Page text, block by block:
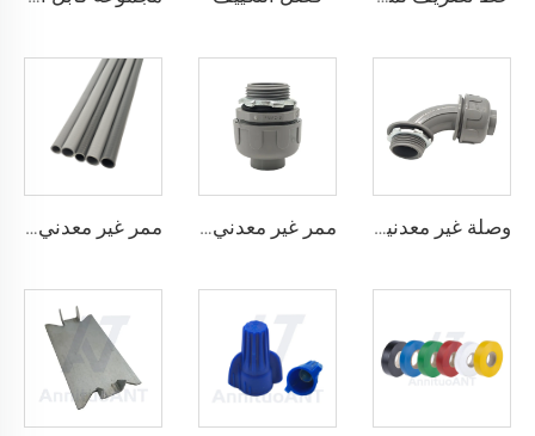
وصلة غير معدنية مقاومة للسوائل بزاوية 90 درجة ممر غير معدني مقاوم للسوائل مستقيم ممر غير معدني مقاوم للسوائل